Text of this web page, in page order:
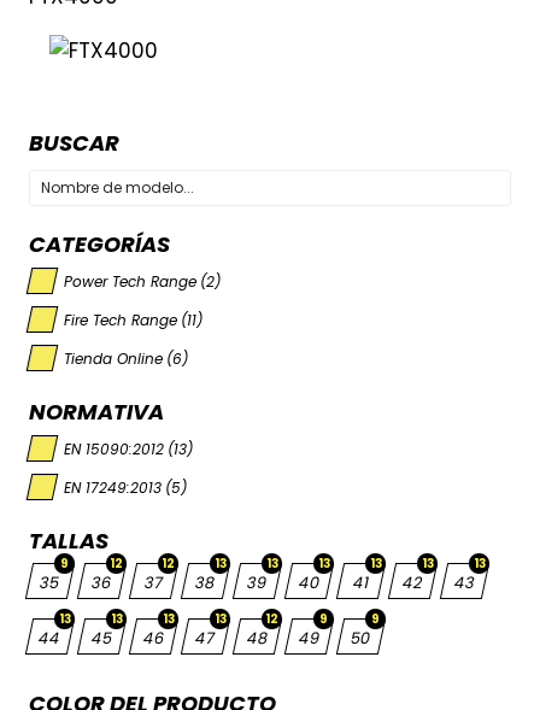
BUSCAR
CATEGORÍAS
Power Tech Range (2)
Fire Tech Range (11)
Tienda Online (6)
NORMATIVA
EN 15090:2012 (13)
EN 17249:2013 (5)
TALLAS
9
35
12
36
12
37
13
38
13
39
13
40
13
41
13
42
13
43
13
44
13
45
13
46
13
47
12
48
9
49
9
50
COLOR DEL PRODUCTO